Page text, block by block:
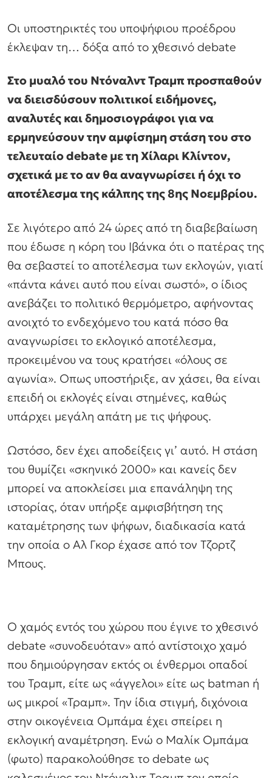
Οι υποστηρικτές του υποψήφιου προέδρου
έκλεψαν τη… δόξα από το χθεσινό debate
Στο μυαλό του Ντόναλντ Τραμπ προσπαθούν
να διεισδύσουν πολιτικοί ειδήμονες,
αναλυτές και δημοσιογράφοι για να
ερμηνεύσουν την αμφίσημη στάση του στο
τελευταίο debate με τη Χίλαρι Κλίντον,
σχετικά με το αν θα αναγνωρίσει ή όχι το
αποτέλεσμα της κάλπης της 8ης Νοεμβρίου.
Σε λιγότερο από 24 ώρες από τη διαβεβαίωση
που έδωσε η κόρη του Ιβάνκα ότι ο πατέρας της
θα σεβαστεί το αποτέλεσμα των εκλογών, γιατί
«πάντα κάνει αυτό που είναι σωστό», ο ίδιος
ανεβάζει το πολιτικό θερμόμετρο, αφήνοντας
ανοιχτό το ενδεχόμενο του κατά πόσο θα
αναγνωρίσει το εκλογικό αποτέλεσμα,
προκειμένου να τους κρατήσει «όλους σε
αγωνία». Οπως υποστήριξε, αν χάσει, θα είναι
επειδή οι εκλογές είναι στημένες, καθώς
υπάρχει μεγάλη απάτη με τις ψήφους.
Ωστόσο, δεν έχει αποδείξεις γι’ αυτό. Η στάση
του θυμίζει «σκηνικό 2000» και κανείς δεν
μπορεί να αποκλείσει μια επανάληψη της
ιστορίας, όταν υπήρξε αμφισβήτηση της
καταμέτρησης των ψήφων, διαδικασία κατά
την οποία ο Αλ Γκορ έχασε από τον Τζορτζ
Μπους.
Ο χαμός εντός του χώρου που έγινε το χθεσινό
debate «συνοδευόταν» από αντίστοιχο χαμό
που δημιούργησαν εκτός οι ένθερμοι οπαδοί
του Τραμπ, είτε ως «άγγελοι» είτε ως batman ή
ως μικροί «Τραμπ». Την ίδια στιγμή, διχόνοια
στην οικογένεια Ομπάμα έχει σπείρει η
εκλογική αναμέτρηση. Ενώ ο Μαλίκ Ομπάμα
(φωτο) παρακολούθησε το debate ως